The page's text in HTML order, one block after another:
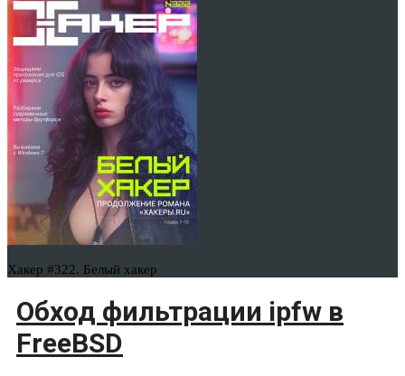
Хакер #322. Белый хакер
Обход фильтрации ipfw в
FreeBSD